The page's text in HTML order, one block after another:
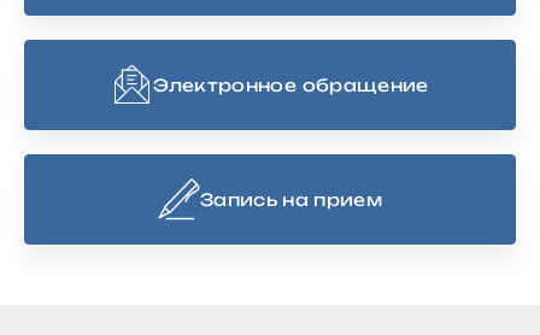
Электронное обращение
Запись на прием